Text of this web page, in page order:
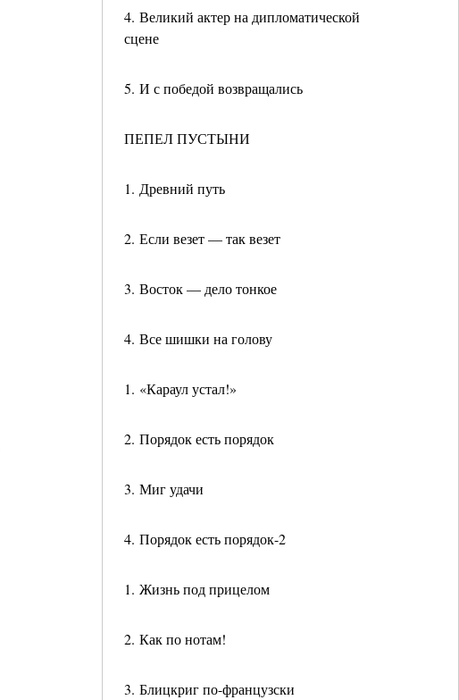
4. Великий актер на дипломатической
сцене
5. И с победой возвращались
ПЕПЕЛ ПУСТЫНИ
1. Древний путь
2. Если везет — так везет
3. Восток — дело тонкое
4. Все шишки на голову
1. «Караул устал!»
2. Порядок есть порядок
3. Миг удачи
4. Порядок есть порядок-2
1. Жизнь под прицелом
2. Как по нотам!
3. Блицкриг по-французски